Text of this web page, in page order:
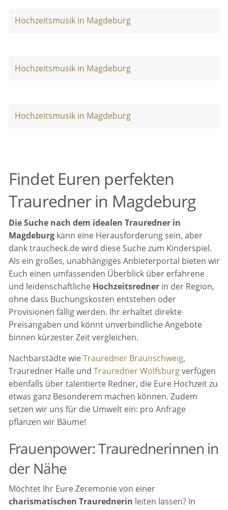
Hochzeitsmusik in Magdeburg
Hochzeitsmusik in Magdeburg
Hochzeitsmusik in Magdeburg
Findet Euren perfekten
Trauredner in Magdeburg
Die Suche nach dem idealen Trauredner in
Magdeburg kann eine Herausforderung sein, aber
dank traucheck.de wird diese Suche zum Kinderspiel.
Als ein großes, unabhängiges Anbieterportal bieten wir
Euch einen umfassenden Überblick über erfahrene
und leidenschaftliche Hochzeitsredner in der Region,
ohne dass Buchungskosten entstehen oder
Provisionen fällig werden. Ihr erhaltet direkte
Preisangaben und könnt unverbindliche Angebote
binnen kürzester Zeit vergleichen.
Nachbarstädte wieTrauredner Braunschweig,
Trauredner Halle undTrauredner Wolfsburgverfügen
ebenfalls über talentierte Redner, die Eure Hochzeit zu
etwas ganz Besonderem machen können. Zudem
setzen wir uns für die Umwelt ein: pro Anfrage
pflanzen wir Bäume!
Frauenpower: Traurednerinnen in
der Nähe
Möchtet Ihr Eure Zeremonie von einer
charismatischen Traurednerin leiten lassen? In